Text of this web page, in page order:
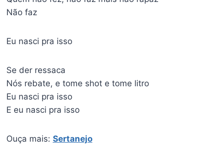
Não faz
Eu nasci pra isso
Se der ressaca
Nós rebate, e tome shot e tome litro
Eu nasci pra isso
E eu nasci pra isso
Ouça mais: Sertanejo